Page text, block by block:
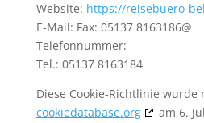
Website: https://reisebuero-
E-Mail: Fax: 05137 8163186@
Telefonnummer:
Tel.: 05137 8163184
Diese Cookie-Richtlinie wurde
cookiedatabase.org
am 6.